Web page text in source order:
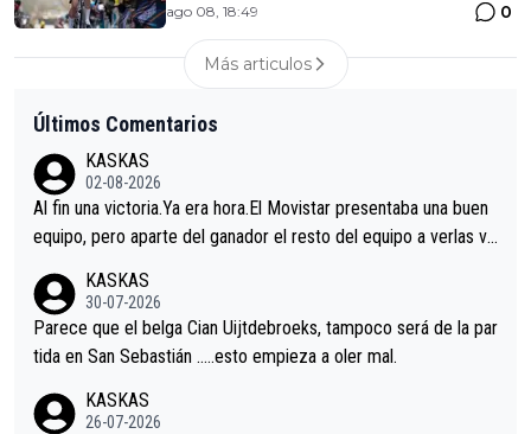
ago 08, 18:49 0
Más articulos
Últimos Comentarios
KASKAS
02-08-2026
Al fin una victoria.Ya era hora.El Movistar presentaba una buen
equipo, pero aparte del ganador el resto del equipo a verlas ve
s.La única buena noticia es la mejoría de Enric Más en San Seb
astian.Si en la Vuelta a Burgos sigue la mejoría, podríamos ten
er alguna sorpresa en la Vuelta.Ojalá.
KASKAS
30-07-2026
Parece que el belga Cian Uijtdebroeks, tampoco será de la par
tida en San Sebastián …..esto empieza a oler mal.
KASKAS
26-07-2026